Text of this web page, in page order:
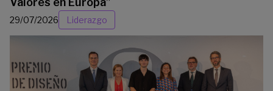
29/07/2026 Liderazgo